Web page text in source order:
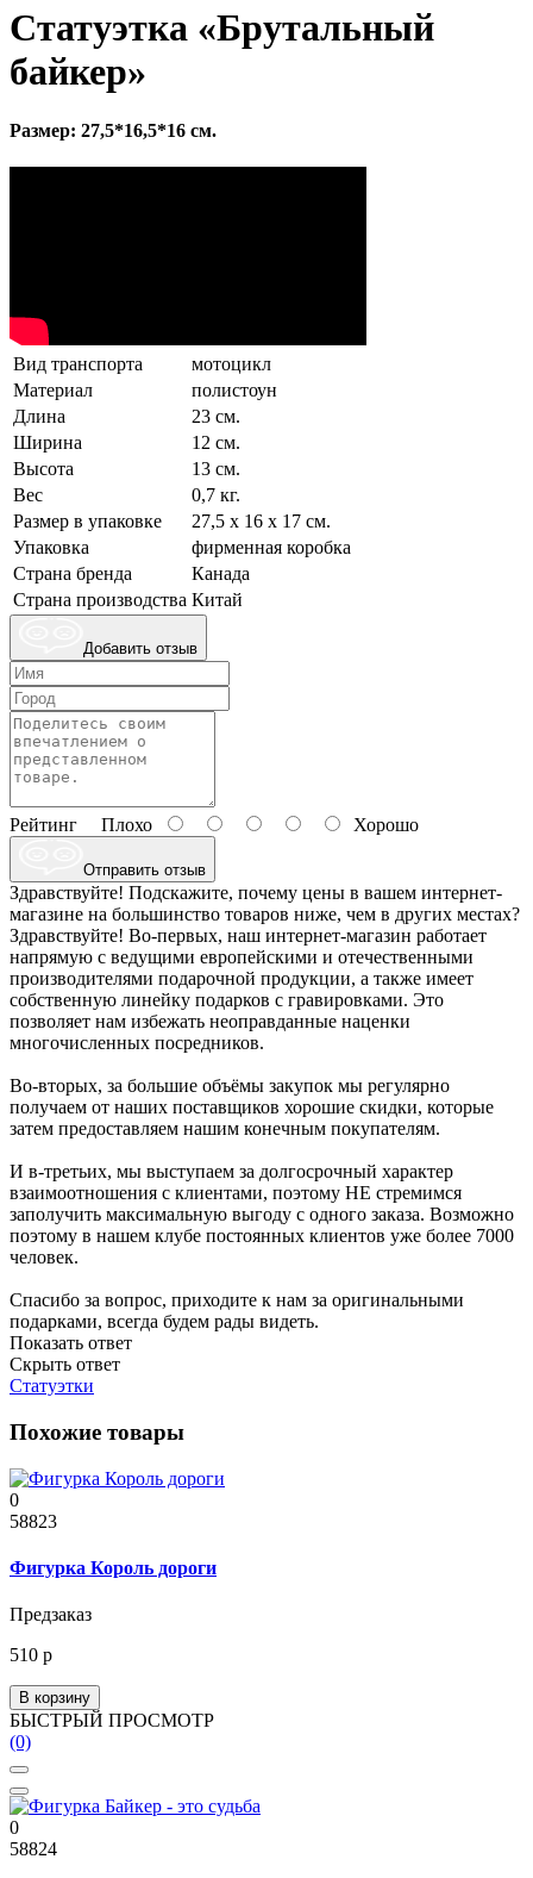
Статуэтка «Брутальный
байкер»
Размер: 27,5*16,5*16 см.
Вид транспорта
мотоцикл
Материал
полистоун
Длина
23 см.
Ширина
12 см.
Высота
13 см.
Вес
0,7 кг.
Размер в упаковке
27,5 х 16 х 17 см.
Упаковка
фирменная коробка
Страна бренда
Канада
Страна производства Китай
Добавить отзыв
Рейтинг Плохо Хорошо
Отправить отзыв
Здравствуйте! Подскажите, почему цены в вашем интернет-
магазине на большинство товаров ниже, чем в других местах?
Здравствуйте! Во-первых, наш интернет-магазин работает
напрямую с ведущими европейскими и отечественными
производителями подарочной продукции, а также имеет
собственную линейку подарков с гравировками. Это
позволяет нам избежать неоправданные наценки
многочисленных посредников.
Во-вторых, за большие объёмы закупок мы регулярно
получаем от наших поставщиков хорошие скидки, которые
затем предоставляем нашим конечным покупателям.
И в-третьих, мы выступаем за долгосрочный характер
взаимоотношения с клиентами, поэтому НЕ стремимся
заполучить максимальную выгоду с одного заказа. Возможно
поэтому в нашем клубе постоянных клиентов уже более 7000
человек.
Спасибо за вопрос, приходите к нам за оригинальными
подарками, всегда будем рады видеть.
Показать ответ
Скрыть ответ
Статуэтки
Похожие товары
0
58823
Фигурка Король дороги
Предзаказ
510 р
В корзину
БЫСТРЫЙ ПРОСМОТР
(0)
0
58824